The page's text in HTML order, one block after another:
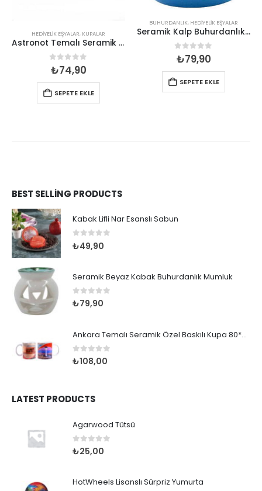
HEDIYELIK EŞYALAR, KUPALAR
Astronot Temalı Seramik Renkli Kupa
0 out of 5
₺74,90
SEPETE EKLE
BUHURDANLIK, HEDIYELIK EŞYALAR
Seramik Kalp Buhurdanlık Mumluk
0 out of 5
₺79,90
SEPETE EKLE
BEST SELLING PRODUCTS
Kabak Lifli Nar Esanslı Sabun
0 out of 5
₺49,90
Seramik Beyaz Kabak Buhurdanlık Mumluk
0 out of 5
₺79,90
Ankara Temalı Seramik Özel Baskılı Kupa 80*95mm
0 out of 5
₺108,00
LATEST PRODUCTS
Agarwood Tütsü
0 out of 5
₺25,00
HotWheels Lisanslı Sürpriz Yumurta